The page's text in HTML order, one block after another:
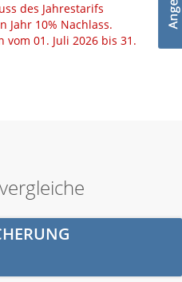
des Jahrestarifs
Jahr 10% Nachlass.
01. Juli 2026 bis 31.